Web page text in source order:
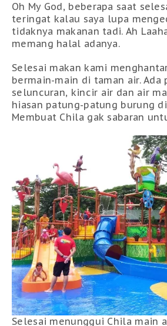
Oh My God, beberapa saat
teringat kalau saya lupa
tidaknya makanan tadi. Ah
memang halal adanya.
Selesai makan kami
bermain-main di taman air. Ada
seluncuran, kincir air dan air
hiasan patung-patung burung
Membuat Chila gak sabaran
Selesai menunggui Chila main